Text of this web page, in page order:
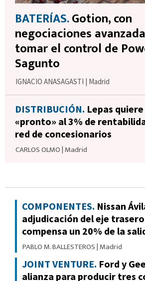
BATERÍAS.Gotion, con
negociaciones
tomar el control de
Sagunto
IGNACIO ANASAGASTI Madrid
DISTRIBUCIÓN. Lepas
«pronto» al 3% de
red de concesionarios
CARLOS OLMO|Madrid
COMPONENTES. Nissan
adjudicación del eje
compensa un 20% de la
PABLO M. BALLESTEROS|Madrid
JOINT VENTURE. Ford y
alianza para producir tres